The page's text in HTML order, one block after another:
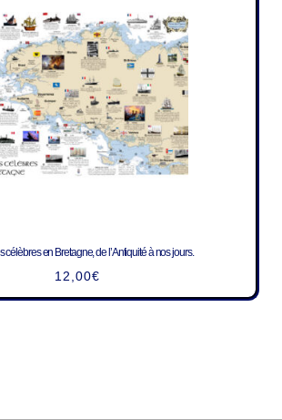
célèbres en Bretagne, de l’Antiquité à nos jours.
12,00€